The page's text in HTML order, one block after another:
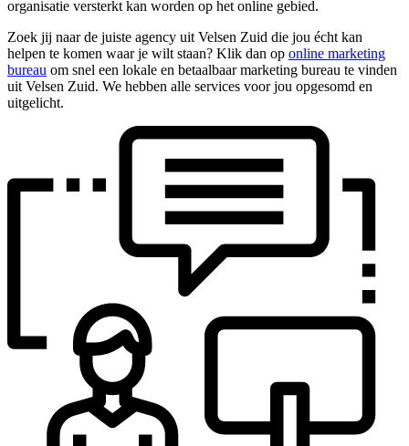
organisatie versterkt kan worden op het online gebied.
Zoek jij naar de juiste agency uit Velsen Zuid die jou écht kan
helpen te komen waar je wilt staan? Klik dan op online marketing
bureau om snel een lokale en betaalbaar marketing bureau te vinden
uit Velsen Zuid. We hebben alle services voor jou opgesomd en
uitgelicht.